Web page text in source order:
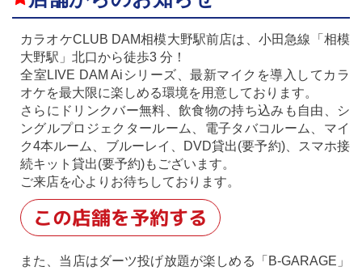
カラオケCLUB DAM相模大野駅前店は、小田急線「相模
大野駅」北口から徒歩3 分！
全室LIVE DAM Aiシリーズ、最新マイクを導入してカラ
オケを最大限に楽しめる環境を用意しております。
さらにドリンクバー無料、飲食物の持ち込みも自由、シ
ングルプロジェクタールーム、電子タバコルーム、マイ
ク4本ルーム、ブルーレイ、DVD貸出(要予約)、スマホ接
続キット貸出(要予約)もございます。
ご来店を心よりお待ちしております。
この店舗を予約する
また、当店はダーツ投げ放題が楽しめる「B-GARAGE」